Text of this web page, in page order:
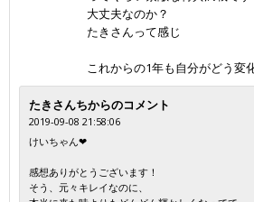
大丈夫なのか？
たきさんって感じ
これからの1年も自分がどう変
たきさんちからのコメント
2019-09-08 21:58:06
けいちゃん❤
感想ありがとうございます！
そう、元々キレイなのに、